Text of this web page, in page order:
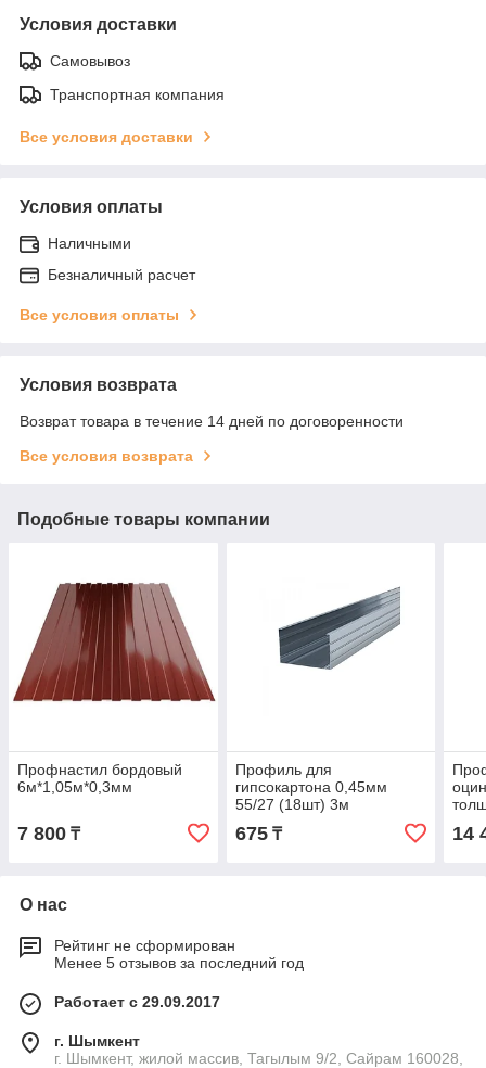
Условия доставки
Самовывоз
Транспортная компания
Все условия доставки
Условия оплаты
Наличными
Безналичный расчет
Все условия оплаты
Условия возврата
Возврат товара в течение 14 дней по договоренности
Все условия возврата
Подобные товары компании
Профнастил бордовый
6м*1,05м*0,3мм
7 800 ₸
Профиль для
гипсокартона 0,45мм
55/27 (18шт) 3м
675₸ 14
О нас
Рейтинг не сформирован
Менее 5 отзывов за последний год
Работает с 29.09.2017
г. Шымкент
г. Шымкент, жилой массив, Тагылым 9/2, Сайрам 160028,